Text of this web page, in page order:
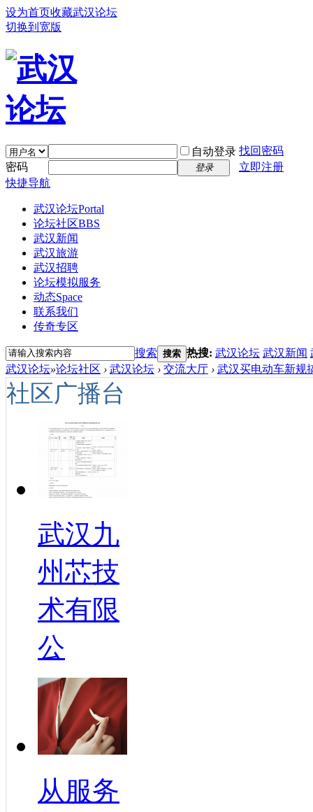
设为首页收藏武汉论坛
切换到宽版
自动登录 找回密码
密码
登录
立即注册
快捷导航
武汉论坛Portal
论坛社区BBS
武汉新闻
武汉旅游
武汉招聘
论坛模拟服务
动态Space
联系我们
传奇专区
搜索 搜索 热搜: 武汉论坛 武汉新闻
武汉论坛»论坛社区 › 武汉论坛 › 交流大厅 › 武汉买电动车新规
社区广播台
武汉九
州芯技
术有限
公
从服务